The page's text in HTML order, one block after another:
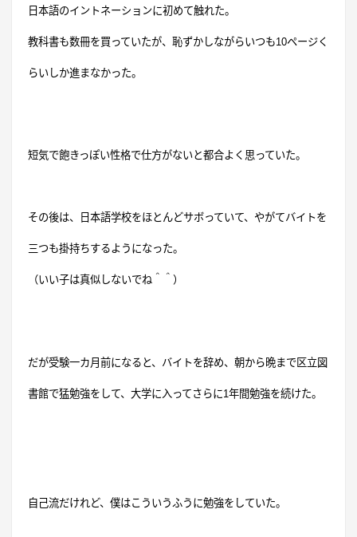
日本語のイントネーションに初めて触れた。
教科書も数冊を買っていたが、恥ずかしながらいつも10ページく
らいしか進まなかった。
短気で飽きっぽい性格で仕方がないと都合よく思っていた。
その後は、日本語学校をほとんどサボっていて、やがてバイトを
三つも掛持ちするようになった。
（いい子は真似しないでね＾＾）
だが受験一カ月前になると、バイトを辞め、朝から晩まで区立図
書館で猛勉強をして、 大学に入ってさらに1年間勉強を続けた。
自己流だけれど、僕はこういうふうに勉強をしていた。